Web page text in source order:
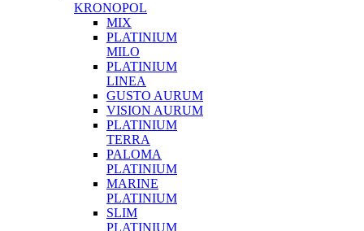
KRONOPOL
MIX
PLATINIUM
MILO
PLATINIUM
LINEA
GUSTO AURUM
VISION AURUM
PLATINIUM
TERRA
PALOMA
PLATINIUM
MARINE
PLATINIUM
SLIM
PLATINIUM